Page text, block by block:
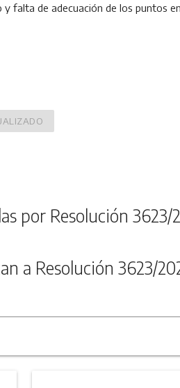
y falta de adecuación de los puntos
por Resolución 3623/
a Resolución 3623/